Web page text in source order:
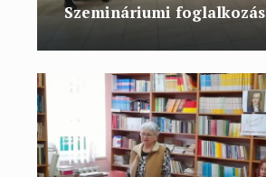
Szemináriumi foglalkozás